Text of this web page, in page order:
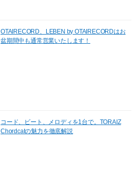
OTAIRECORD、LEBEN by OTAIRECORDはお
盆期間中も通常営業いたします！
コード、ビート、メロディを1台で。TORAIZ
Chordcatの魅力を徹底解説